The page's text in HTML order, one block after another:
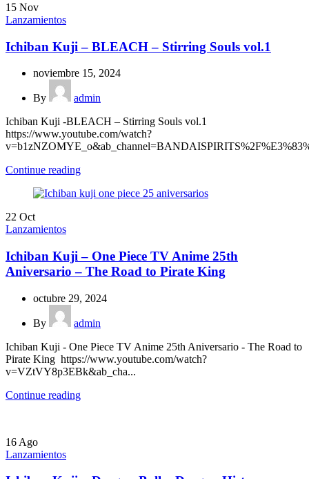
15 Nov
Lanzamientos
Ichiban Kuji – BLEACH – Stirring Souls vol.1
noviembre 15, 2024
By
admin
Ichiban Kuji -BLEACH – Stirring Souls vol.1
https://www.youtube.com/watch?
Continue reading
22 Oct
Lanzamientos
Ichiban Kuji – One Piece TV Anime 25th
Aniversario – The Road to Pirate King
octubre 29, 2024
By
admin
Ichiban Kuji - One Piece TV Anime 25th Aniversario - The Road to
Pirate King https://www.youtube.com/watch?
v=VZtVY8p3EBk&ab_cha...
Continue reading
16 Ago
Lanzamientos